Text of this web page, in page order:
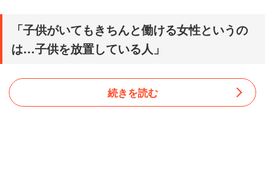
「子供がいてもきちんと働ける女性というの
は…子供を放置している人」
続きを読む